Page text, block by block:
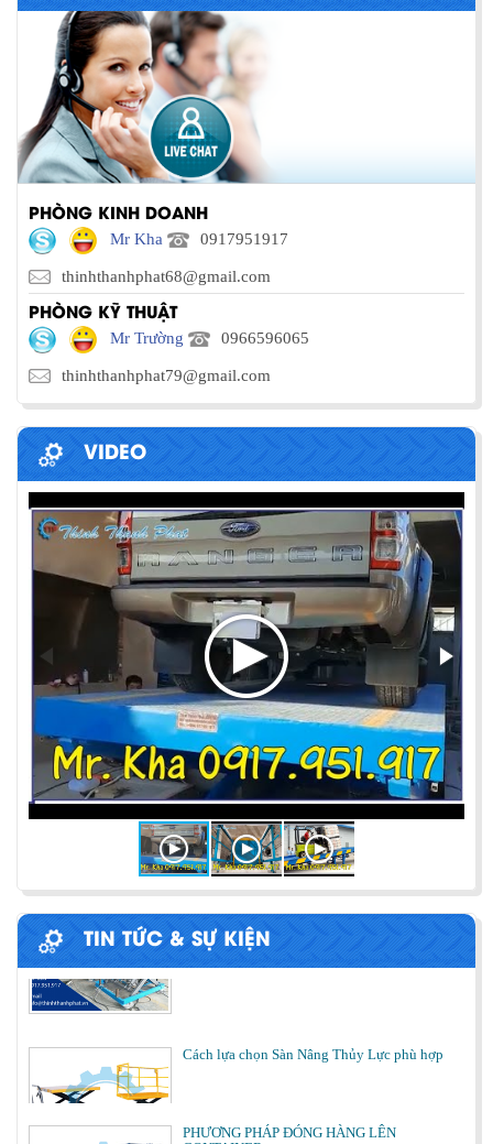
PHÒNG KINH DOANH
Mr Kha 0917951917
thinhthanhphat68@gmail.com
PHÒNG KỸ THUẬT
Mr Trường 0966596065
thinhthanhphat79@gmail.com
VIDEO
TIN TỨC & SỰ KIỆN
PHƯƠNG PHÁP ĐÓNG HÀNG LÊN
CONTAINER
Chia sẻ bí quyết và phương pháp đóng hàng lên
container một cách hiệu quả nhất
ỨNG DỤNG CỦA BÀN NÂNG THỦY LỰC
Cùng tìm hiểu về ứng dụng của bàn nâng thủy lực
trong các lĩnh vực, ngành nghề.
BÀN NÂNG THỦY LỰC MINI